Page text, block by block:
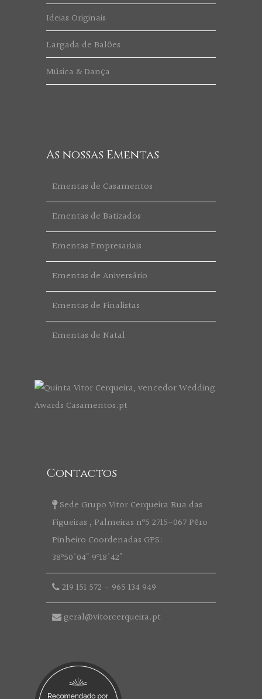
Ideias Originais
Largada de Balões
Música & Dança
As nossas Ementas
Ementas de Casamentos
Ementas de Batizados
Ementas Empresariais
Ementas de Aniversário
Ementas de Finalistas
Ementas de Natal
Contactos
Sede Grupo Vitor Cerqueira Rua das
Figueiras , Palmeiras nº5 2715-067 Pêro
Pinheiro Coordenadas GPS:
38º50'04" 9º18'42"
219 151 572 - 965 134 949
geral@vitorcerqueira.pt